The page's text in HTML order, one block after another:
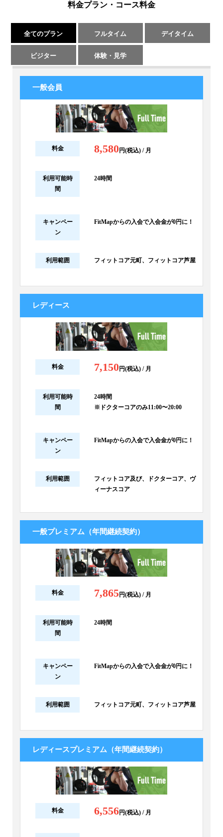
料金プラン・コース料金
全てのプラン フルタイム デイタイム
ビジター 体験・見学
一般会員
料金 8,580円(税込) / 月
利用可能時
間
24時間
キャンペー
ン
FitMapからの入会で入会金が0円に！
利用範囲 フィットコア元町、フィットコア芦屋
レディース
料金 7,150円(税込) / 月
利用可能時
間
24時間
※ドクターコアのみ11:00〜20:00
キャンペー
ン
FitMapからの入会で入会金が0円に！
利用範囲
フィットコア及び、ドクターコア、ヴ
ィーナスコア
一般プレミアム（年間継続契約）
料金 7,865円(税込) / 月
利用可能時
間
24時間
キャンペー
ン
FitMapからの入会で入会金が0円に！
利用範囲 フィットコア元町、フィットコア芦屋
レディースプレミアム（年間継続契約）
料金 6,556円(税込) / 月